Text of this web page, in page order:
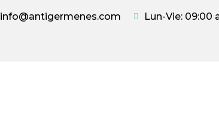
info@antigermenes.com Lun-Vie: 09:00